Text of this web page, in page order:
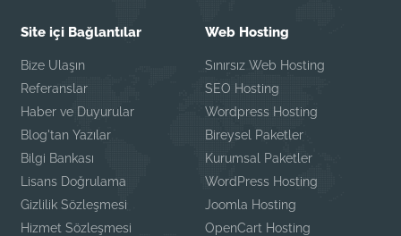
Site içi Bağlantılar
Bize Ulaşın
Referanslar
Haber ve Duyurular
Blog'tan Yazılar
Bilgi Bankası
Lisans Doğrulama
Gizlilik Sözleşmesi
Hizmet Sözleşmesi
Web Hosting
Sınırsız Web Hosting
SEO Hosting
Wordpress Hosting
Bireysel Paketler
Kurumsal Paketler
WordPress Hosting
Joomla Hosting
OpenCart Hosting